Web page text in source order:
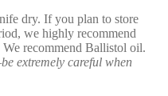
dry. If you plan to store
we highly recommend
recommend Ballistol oil.
extremely careful when